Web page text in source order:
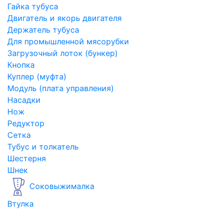
Гайка тубуса
Двигатель и якорь двигателя
Держатель тубуса
Для промышленной мясорубки
Загрузочный лоток (бункер)
Кнопка
Куплер (муфта)
Модуль (плата управления)
Насадки
Нож
Редуктор
Сетка
Тубус и толкатель
Шестерня
Шнек
Соковыжималка
Втулка